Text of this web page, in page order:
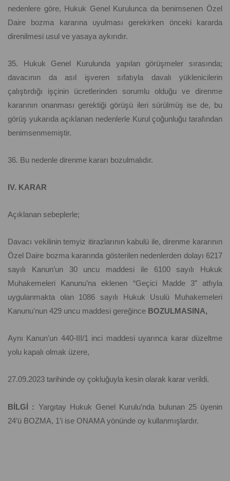
nedenlere göre, Hukuk Genel Kurulunca da benimsenen Özel
Daire bozma kararına uyulması gerekirken önceki kararda
direnilmesi usul ve yasaya aykırıdır.
35. Hukuk Genel Kurulunda yapılan görüşmeler sırasında;
davacının da asıl işveren sıfatıyla davalı yüklenicilerin
çalıştırdığı işçinin ücretlerinden sorumlu olduğu ve direnme
kararının onanması gerektiği görüşü ileri sürülmüş ise de, bu
görüş yukarıda açıklanan nedenlerle Kurul çoğunluğu tarafından
benimsenmemiştir.
36. Bu nedenle direnme kararı bozulmalıdır.
IV. KARAR
Açıklanan sebeplerle;
Davacı vekilinin temyiz itirazlarının kabulü ile, direnme kararının
Özel Daire bozma kararında gösterilen nedenlerden dolayı 6217
sayılı Kanun’un 30 uncu maddesi ile 6100 sayılı Hukuk
Muhakemeleri Kanunu’na eklenen “Geçici Madde 3” atfıyla
uygulanmakta olan 1086 sayılı Hukuk Usulü Muhakemeleri
Kanunu'nun 429 uncu maddesi gereğince BOZULMASINA,
Aynı Kanun'un 440-III/1 inci maddesi uyarınca karar düzeltme
yolu kapalı olmak üzere,
27.09.2023 tarihinde oy çokluğuyla kesin olarak karar verildi.
BİLGİ : Yargıtay Hukuk Genel Kurulu’nda bulunan 25 üyenin
24’ü BOZMA, 1’i ise ONAMA yönünde oy kullanmışlardır.